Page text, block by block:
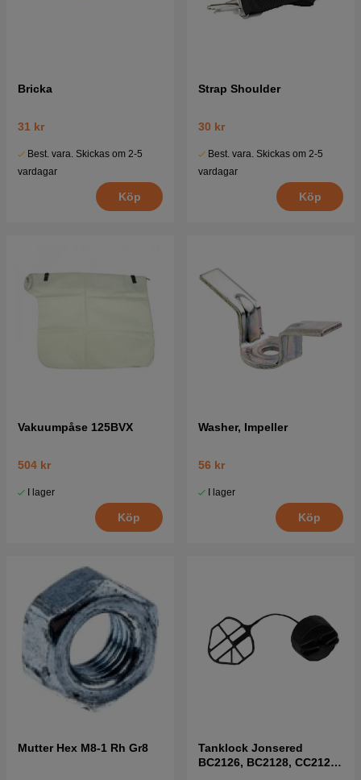
Bricka
31 kr
Best. vara. Skickas om 2-5
vardagar
Köp
Strap Shoulder
30 kr
Best. vara. Skickas om 2-5
vardagar
Köp
Vakuumpåse 125BVX
504 kr
I lager
Köp
Washer, Impeller
56 kr
I lager
Köp
Mutter Hex M8-1 Rh Gr8
Tanklock Jonsered
BC2126, BC2128, CC2126,